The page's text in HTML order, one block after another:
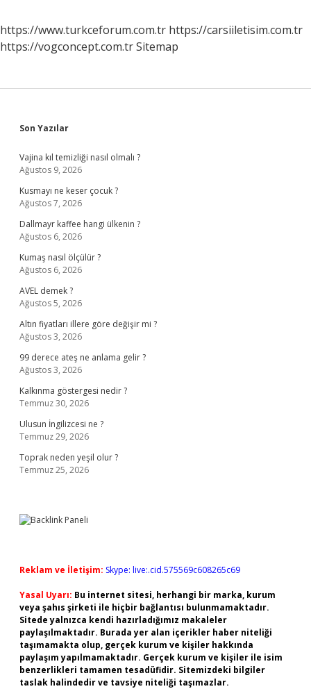
https://www.turkceforum.com.tr https://carsiiletisim.com.tr
https://vogconcept.com.trSitemap
Sidebar
Son Yazılar
Vajina kıl temizliği nasıl olmalı ?
Ağustos 9, 2026
Kusmayı ne keser çocuk ?
Ağustos 7, 2026
Dallmayr kaffee hangi ülkenin ?
Ağustos 6, 2026
Kumaş nasıl ölçülür ?
Ağustos 6, 2026
AVEL demek ?
Ağustos 5, 2026
Altın fiyatları illere göre değişir mi ?
Ağustos 3, 2026
99 derece ateş ne anlama gelir ?
Ağustos 3, 2026
Kalkınma göstergesi nedir ?
Temmuz 30, 2026
Ulusun İngilizcesi ne ?
Temmuz 29, 2026
Toprak neden yeşil olur ?
Temmuz 25, 2026
Reklam ve İletişim: Skype: live:.cid.575569c608265c69
Yasal Uyarı: Bu internet sitesi, herhangi bir marka, kurum
veya şahıs şirketi ile hiçbir bağlantısı bulunmamaktadır.
Sitede yalnızca kendi hazırladığımız makaleler
paylaşılmaktadır. Burada yer alan içerikler haber niteliği
taşımamakta olup, gerçek kurum ve kişiler hakkında
paylaşım yapılmamaktadır. Gerçek kurum ve kişiler ile isim
benzerlikleri tamamen tesadüfidir. Sitemizdeki bilgiler
taslak halindedir ve tavsiye niteliği taşımazlar.